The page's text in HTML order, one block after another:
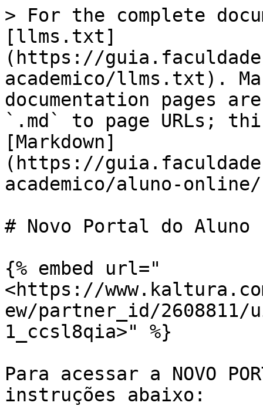
> For the complete
[llms.txt]
(https://
academico/llms.txt).
documentation pages
`.md` to page URLs;
[Markdown]
(https://
academico/aluno-
# Novo Portal do Aluno
{% embed url="
<https://
ew/partner_id/
1_ccsl8qia>" %}
Para acessar a NOVO
instruções abaixo: